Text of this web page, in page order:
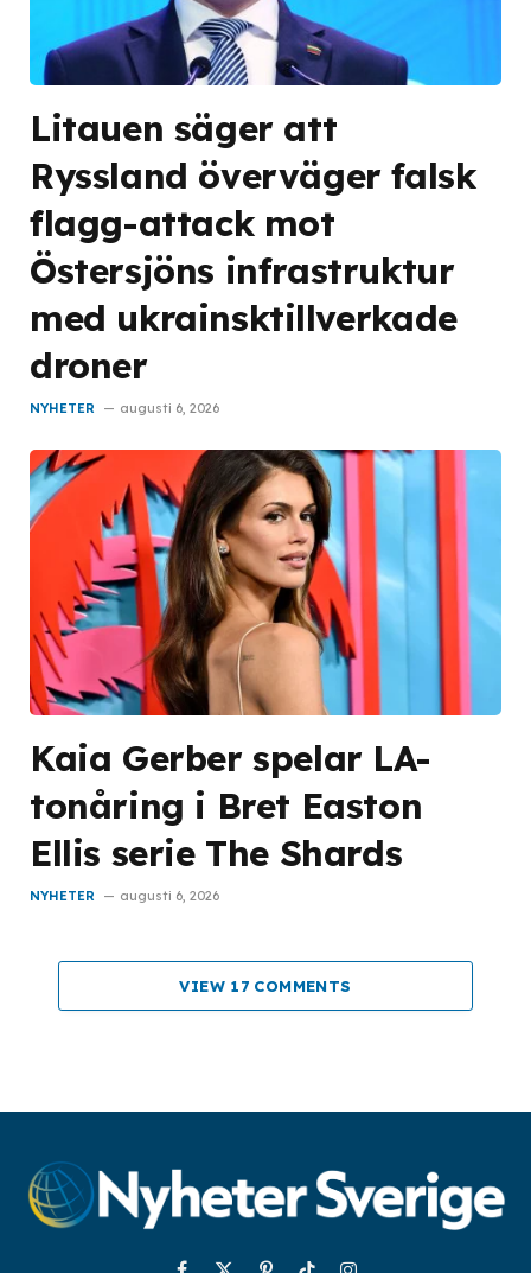
Litauen säger att
Ryssland överväger falsk
flagg-attack mot
Östersjöns infrastruktur
med ukrainsktillverkade
droner
NYHETER augusti 6, 2026
Kaia Gerber spelar LA-
tonåring i Bret Easton
Ellis serie The Shards
NYHETER augusti 6, 2026
VIEW 17 COMMENTS